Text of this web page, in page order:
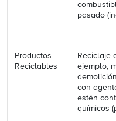
pasado
Productos
Reciclables
Reciclaje
ejemplo,
con
estén
químicos